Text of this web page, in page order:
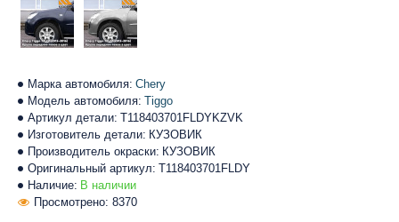
Наличие: В наличии
Марка автомобиля: Chery
Модель автомобиля: Tiggo
Артикул детали: T118403701FLDYKZVK
Изготовитель детали: КУЗОВИК
Производитель окраски: КУЗОВИК
Оригинальный артикул: T118403701FLDY
Просмотрено: 8370